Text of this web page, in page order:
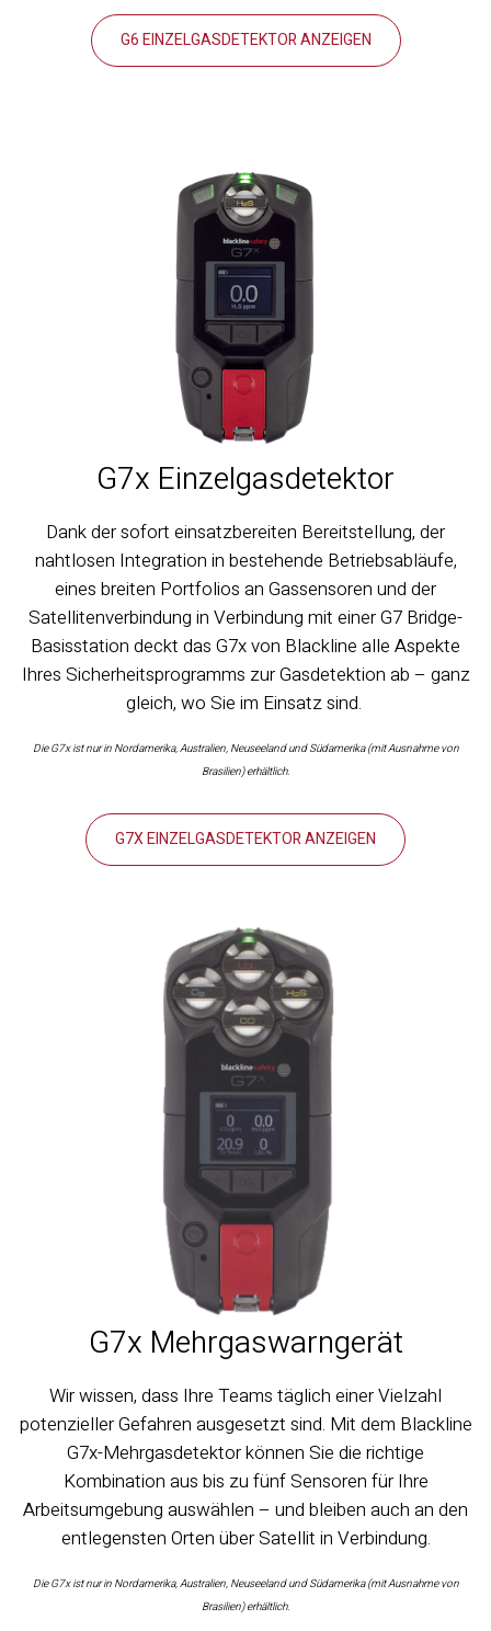
G6 EINZELGASDETEKTOR ANZEIGEN
G7x Einzelgasdetektor
Dank der sofort einsatzbereiten Bereitstellung, der
nahtlosen Integration in bestehende Betriebsabläufe,
eines breiten Portfolios an Gassensoren und der
Satellitenverbindung in Verbindung mit einer G7 Bridge-
Basisstation deckt das G7x von Blackline alle Aspekte
Ihres Sicherheitsprogramms zur Gasdetektion ab – ganz
gleich, wo Sie im Einsatz sind.
Die G7x ist nur in Nordamerika, Australien, Neuseeland und Südamerika (mit Ausnahme von
Brasilien) erhältlich.
G7X EINZELGASDETEKTOR ANZEIGEN
G7x Mehrgaswarngerät
Wir wissen, dass Ihre Teams täglich einer Vielzahl
potenzieller Gefahren ausgesetzt sind. Mit dem Blackline
G7x-Mehrgasdetektor können Sie die richtige
Kombination aus bis zu fünf Sensoren für Ihre
Arbeitsumgebung auswählen – und bleiben auch an den
entlegensten Orten über Satellit in Verbindung.
Die G7x ist nur in Nordamerika, Australien, Neuseeland und Südamerika (mit Ausnahme von
Brasilien) erhältlich.